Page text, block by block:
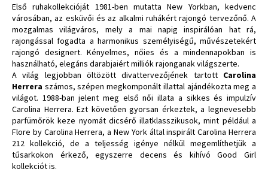
Első ruhakollekcióját 1981-ben mutatta New Yorkban, kedvenc
városában, az esküvői és az alkalmi ruhákért rajongó tervezőnő. A
mozgalmas világváros, mely a mai napig inspirálóan hat rá,
rajongással fogadta a harmonikus személyiségű, művészetekért
rajongó designert. Kényelmes, nőies és a mindennapokban is
használható, elegáns darabjaiért milliók rajonganak világszerte.
A világ legjobban öltözött divattervezőjének tartott Carolina
Herrera számos, szépen megkomponált illattal ajándékozta meg a
világot. 1988-ban jelent meg első női illata a sikkes és impulzív
Carolina Herrera. Ezt követően gyorsan érkeztek, a legnevesebb
parfümőrök keze nyomát dicsérő illatklasszikusok, mint például a
Flore by Carolina Herrera, a New York által inspirált Carolina Herrera
212 kollekció, de a teljesség igénye nélkül megemlíthetjük a
tűsarkokon érkező, egyszerre decens és kihívó Good Girl
kollekciót is.